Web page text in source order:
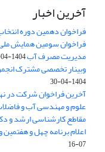
آخرین اخبار
فراخوان دهمین دوره
فراخوان سومین همایش
مدیریت مصرف آب1404-04-30
وبینار تخصصی مشترک
1404-04-30
آخرین فراخوان شرکت در
مقاطع کارشناسی ارشد و
اعلام برنامه چهل و
07-16